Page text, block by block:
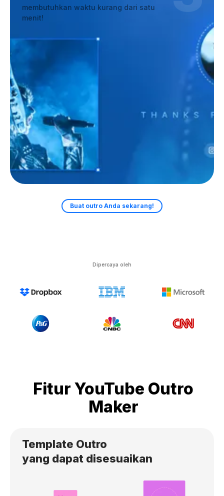
membutuhkan waktu kurang dari satu
menit!
Buat outro Anda sekarang!
Dipercaya oleh
Fitur YouTube Outro
Maker
Template Outro
yang dapat disesuaikan